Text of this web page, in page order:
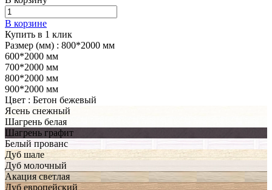
В корзине
Купить в 1 клик
Размер (мм) : 800*2000 мм
600*2000 мм
700*2000 мм
800*2000 мм
900*2000 мм
Цвет : Бетон бежевый
Ясень снежный
Шагрень белая
Шагрень графит
Белый прованс
Дуб шале
Дуб молочный
Акация светлая
Дуб европейский